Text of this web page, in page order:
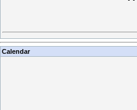
Calendar